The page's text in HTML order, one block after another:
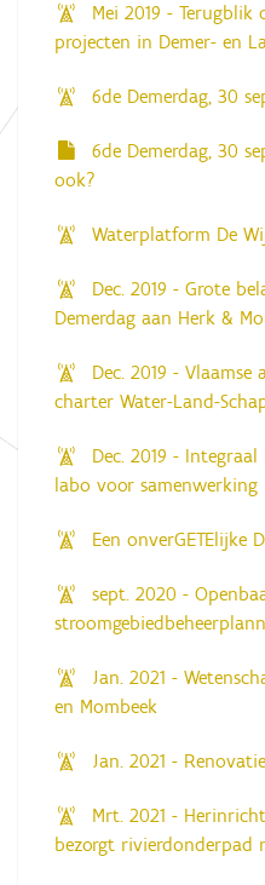
Mei 2019 - Terugblik
projecten in Demer- en
6de Demerdag, 30
6de Demerdag, 30
ook?
Waterplatform De
Dec. 2019 - Grote
Demerdag aan Herk &
Dec. 2019 -
charter Water-Land-
Dec. 2019 -
labo voor samenwerking
Een onverGETElijke
sept. 2020 -
Jan. 2021 -
en Mombeek
Jan. 2021 -
Mrt. 2021 -
bezorgt rivierdonderpad